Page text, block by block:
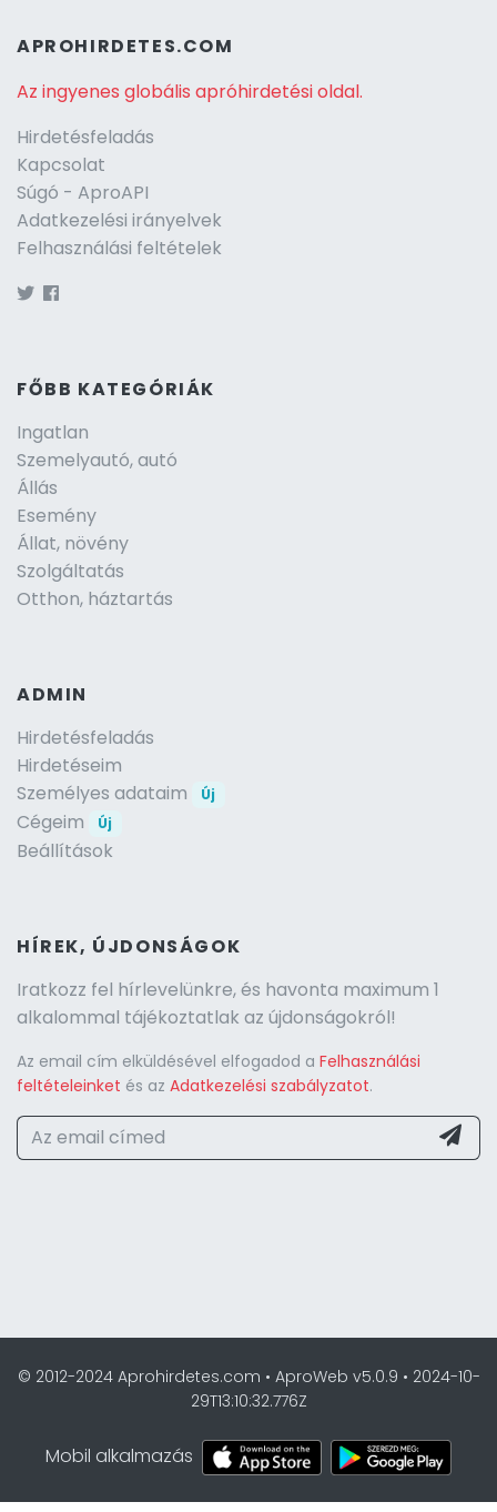
APROHIRDETES.COM
Az ingyenes globális apróhirdetési oldal.
Hirdetésfeladás
Kapcsolat
Súgó - AproAPI
Adatkezelési irányelvek
Felhasználási feltételek
FŐBB KATEGÓRIÁK
Ingatlan
Szemelyautó, autó
Állás
Esemény
Állat, növény
Szolgáltatás
Otthon, háztartás
ADMIN
Hirdetésfeladás
Hirdetéseim
Személyes adataim
Új
Cégeim Új
Beállítások
HÍREK, ÚJDONSÁGOK
Iratkozz fel hírlevelünkre, és havonta maximum 1
alkalommal tájékoztatlak az újdonságokról!
Az email cím elküldésével elfogadod a Felhasználási
feltételeinket és az Adatkezelési szabályzatot.
© 2012-2024 Aprohirdetes.com • AproWeb v5.0.9 • 2024-10-
29T13:10:32.776Z
Mobil alkalmazás